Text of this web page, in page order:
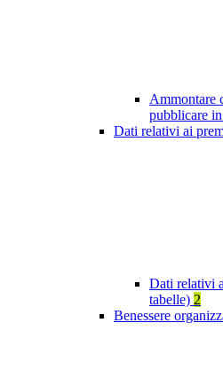
Ammontare
pubblicare
Dati relativi ai
Dati relativi
tabelle) 2
Benessere